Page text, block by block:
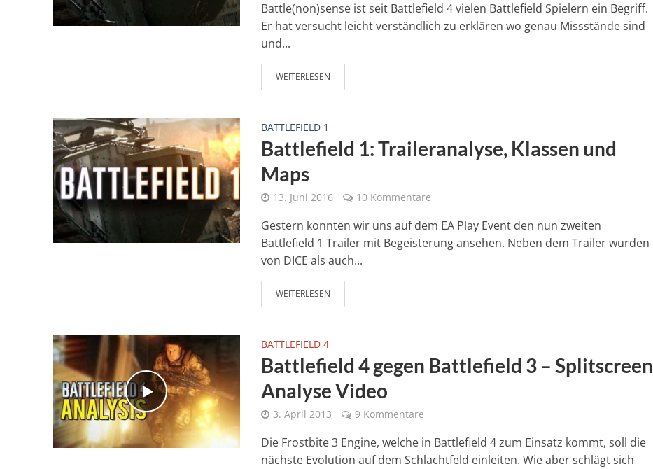
Battle(non)sense ist seit Battlefield 4 vielen Battlefield Spielern ein Begriff.
Er hat versucht leicht verständlich zu erklären wo genau Missstände sind
und...
WEITERLESEN
BATTLEFIELD 1
Battlefield 1: Traileranalyse, Klassen und
Maps
13. Juni 2016 10 Kommentare
Gestern konnten wir uns auf dem EA Play Event den nun zweiten
Battlefield 1 Trailer mit Begeisterung ansehen. Neben dem Trailer wurden
von DICE als auch...
WEITERLESEN
BATTLEFIELD 4
Battlefield 4 gegen Battlefield 3 – Splitscreen
Analyse Video
3. April 2013 9 Kommentare
Die Frostbite 3 Engine, welche in Battlefield 4 zum Einsatz kommt, soll die
nächste Evolution auf dem Schlachtfeld einleiten. Wie aber schlägt sich